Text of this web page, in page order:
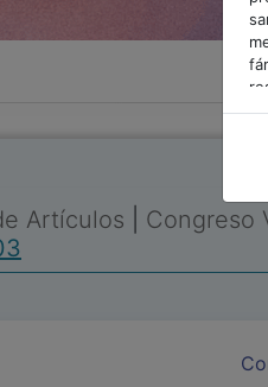
Artículos Congreso